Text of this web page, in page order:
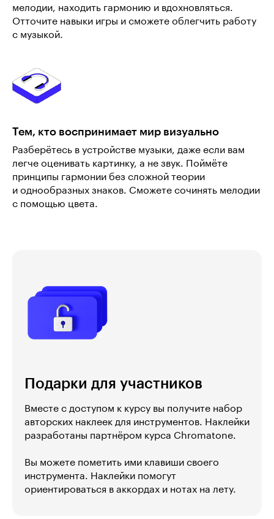
мелодии, находить гармонию и вдохновляться.
Отточите навыки игры и сможете облегчить работу
с музыкой.
Тем, кто воспринимает мир визуально
Разберётесь в устройстве музыки, даже если вам
легче оценивать картинку, а не звук. Поймёте
принципы гармонии без сложной теории
и однообразных знаков. Сможете сочинять мелодии
с помощью цвета.
Подарки для участников
Вместе с доступом к курсу вы получите набор
авторских наклеек для инструментов. Наклейки
разработаны партнёром курса Chromatone.
Вы можете пометить ими клавиши своего
инструмента. Наклейки помогут
ориентироваться в аккордах и нотах на лету.